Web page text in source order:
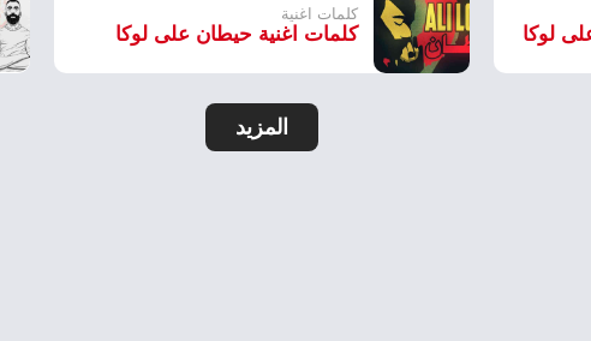
لوكا
كلمات اغنية
كلمات اغنية حيطان على لوكا
المزيد